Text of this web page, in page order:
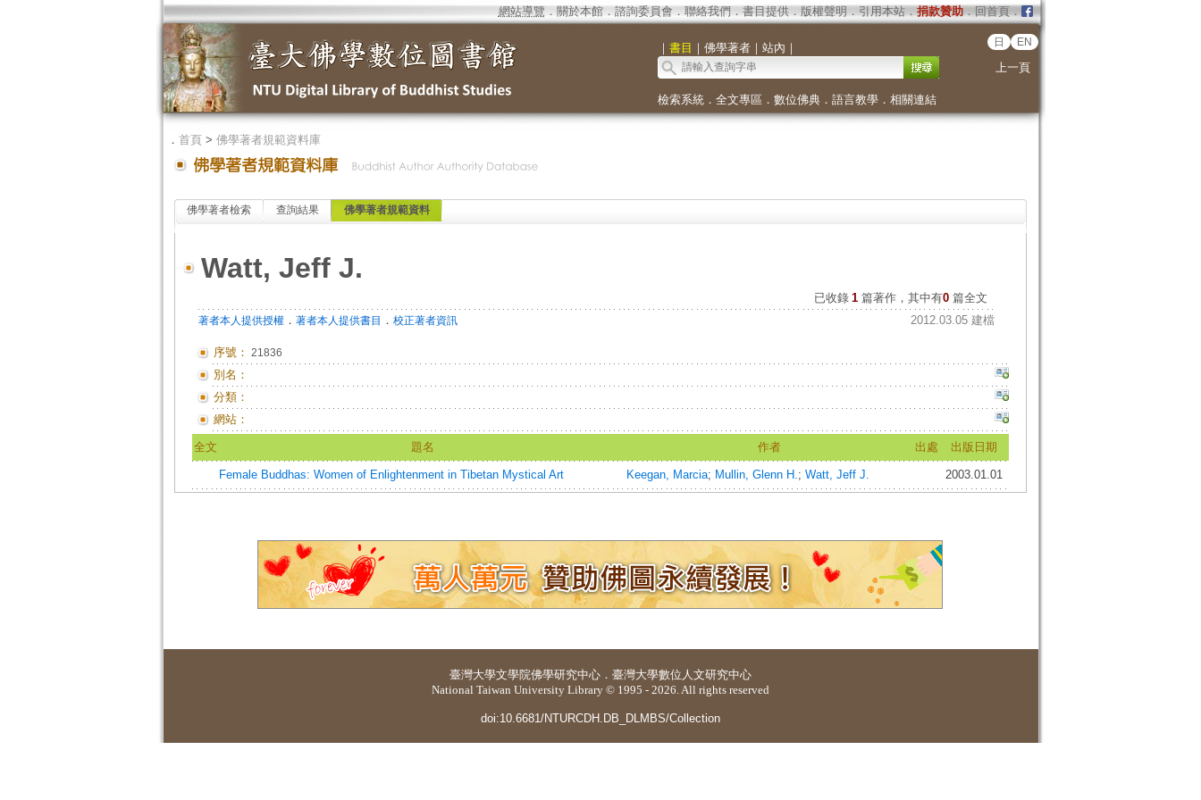
網站導覽 ． 關於本館． 諮詢委員會． 聯絡我們 ． 書目提供． 版權聲明 ． 引用本站． 捐款贊助．回首頁．
｜ 書目 ｜ 佛學著者｜ 站內 ｜ 日 EN
上一頁
檢索系統． 全文專區 ． 數位佛典． 語言教學． 相關連結
． 首頁> 佛學著者規範資料庫
佛學著者檢索 查詢結果 佛學著者規範資料
Watt, Jeff J.
已收錄 1 篇著作，其中有0篇全文
著者本人提供授權． 著者本人提供書目 ． 校正著者資訊 2012.03.05 建檔
序號： 21836
別名：
分類：
網站：
全文 題名 作者 出處 出版日期
Female Buddhas: Women of Enlightenment in Tibetan Mystical Art Keegan, Marcia; Mullin, Glenn H.; Watt, Jeff J. 2003.01.01
臺灣大學文學院佛學研究中心 ． 臺灣大學數位人文研究中心
National Taiwan University Library © 1995 - 2026. All rights reserved
doi:10.6681/NTURCDH.DB_DLMBS/Collection